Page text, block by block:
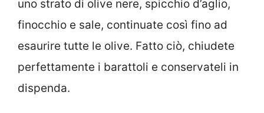
uno strato di olive nere, spicchio d’aglio,
finocchio e sale, continuate così fino ad
esaurire tutte le olive. Fatto ciò, chiudete
perfettamente i barattoli e conservateli in
dispenda.